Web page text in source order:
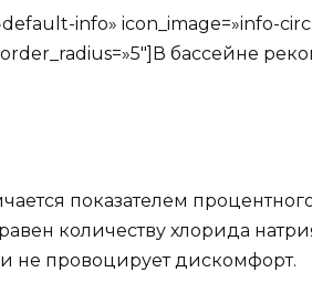
info» icon_image=»info-
бассейне
показателем
количеству хлорида
не провоцирует дискомфорт.